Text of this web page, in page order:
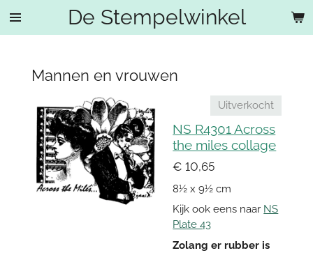
Ga
hoofdinhoud
De Stempelwinkel
Mannen en vrouwen
Uitverkocht
NS R4301 Across
the miles collage
€ 10,65
8½ x 9½ cm
Kijk ook eens naar NS
Plate 43
Zolang er rubber is